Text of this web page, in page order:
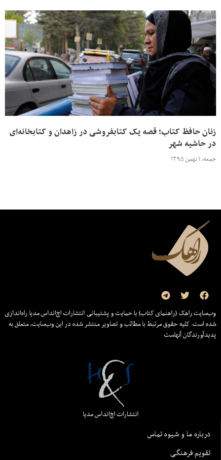
زنان حافظ کتاب؛ قصه یک کتابفروشی در زاهدان و کتابخانه‌ای
در حاشیه شهر
جمعه، ۱ بهمن ۱۳۹۵
وب‌سایت راهک (راهنمای کتاب) با حمایت و پشتیبانی انتشارات اچ‌اند‌اس مدیا راه‌اندازی
شده است. کلیه حقوق مرتبط با مطالب و تصاویر منتشر شده در این وب‌سایت، متعلق به
پدیدآورندگان آنهاست
انتشارات اچ‌اند‌اس مدیا
درباره ما و شیوه تماس
تقویم فرهنگی